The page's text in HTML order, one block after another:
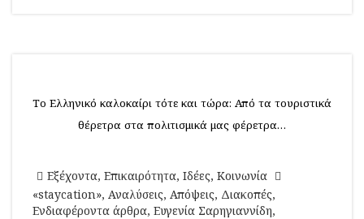
Το Ελληνικό καλοκαίρι τότε και τώρα: Από τα τουριστικά
θέρετρα στα πολιτισμικά μας φέρετρα…
Εξέχοντα, Επικαιρότητα, Ιδέες, Κοινωνία
«staycation», Αναλύσεις, Απόψεις, Διακοπές,
Ενδιαφέροντα άρθρα, Ευγενία Σαρηγιαννίδη,